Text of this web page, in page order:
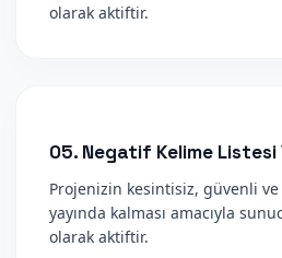
olarak aktiftir.
05. Negatif Kelime Listesi
Projenizin kesintisiz, güvenli ve
yayında kalması amacıyla
olarak aktiftir.